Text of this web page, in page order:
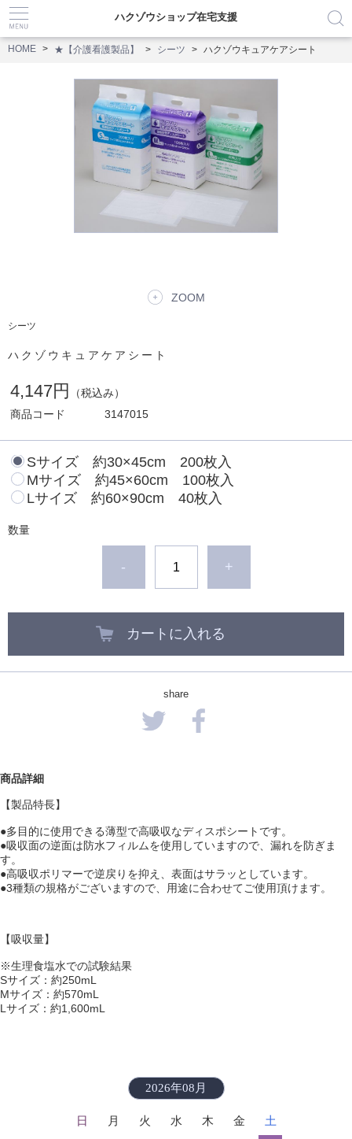
ハクゾウショップ在宅支援
HOME ★【介護看護製品】 シーツ ハクゾウキュアケアシート
ZOOM
シーツ
ハクゾウキュアケアシート
4,147円
（税込み）
商品コード
3147015
Sサイズ 約30×45cm 200枚入
Mサイズ 約45×60cm 100枚入
Lサイズ 約60×90cm 40枚入
数量
- +
カートに入れる
share
商品詳細
【製品特長】
●多目的に使用できる薄型で高吸収なディスポシートです。
●吸収面の逆面は防水フィルムを使用していますので、漏れを防ぎま
す。
●高吸収ポリマーで逆戻りを抑え、表面はサラッとしています。
●3種類の規格がございますので、用途に合わせてご使用頂けます。
【吸収量】
※生理食塩水での試験結果
Sサイズ：約250mL
Mサイズ：約570mL
Lサイズ：約1,600mL
2026年08月
日 月 火 水 木 金
土